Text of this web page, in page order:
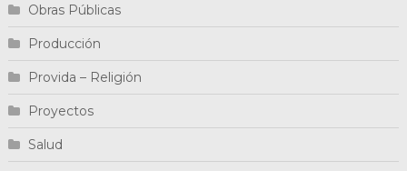
Obras Públicas
Producción
Provida – Religión
Proyectos
Salud